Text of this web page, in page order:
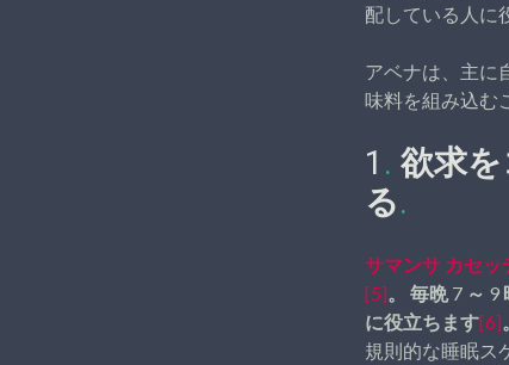
配している人に
アベナは、主に
味料を組み込む
1 . 欲求
る.
サマンサ カセッ
[5] 。 毎晩 7 ～
に役立ちます[6] 。
規則的な睡眠ス